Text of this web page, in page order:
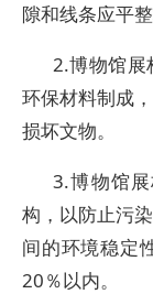
隙和线条应平整
2.博物馆展
环保材料制成
损坏文物。
3.博物馆
构，以防止污
间的环境稳定
20％以内。